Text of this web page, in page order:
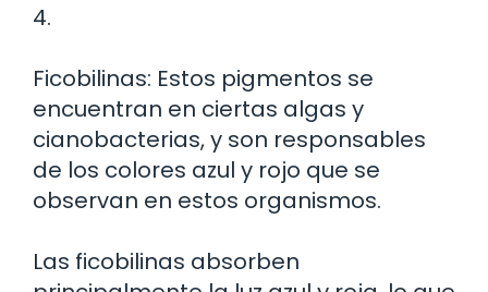
4.
Ficobilinas: Estos pigmentos se
encuentran en ciertas algas y
cianobacterias, y son responsables
de los colores azul y rojo que se
observan en estos organismos.
Las ficobilinas absorben